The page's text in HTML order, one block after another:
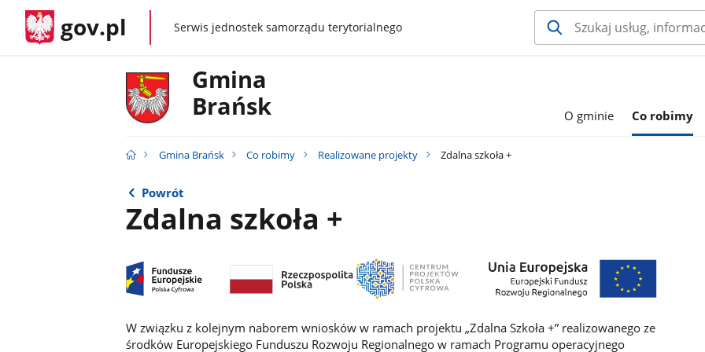
gov.pl gov.plSerwis jednostek samorządu terytorialnego
Gmina
Brańsk
O gminie Co robimy
Gmina Brańsk Co robimy Realizowane projekty Zdalna szkoła +
Powrót
Zdalna szkoła +
W związku z kolejnym naborem wniosków w ramach projektu „Zdalna Szkoła +” realizowanego ze
środków Europejskiego Funduszu Rozwoju Regionalnego w ramach Programu operacyjnego